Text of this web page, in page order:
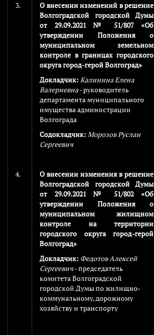
3.
О внесении изменений в решение
Волгоградской городской Думы
от 29.09.2021 № 51/807 «Об
утверждении Положения о
муниципальном земельном
контроле в границах городского
округа город-герой Волгоград»
Докладчик: Калинина Елена
Валериевна- руководитель
департамента муниципального
имущества администрации
Волгограда
Содокладчик: Морозов Руслан
Сергеевич
4.
О внесении изменения в решение
Волгоградской городской Думы
от 29.09.2021 № 51/802 «Об
утверждении Положения о
муниципальном жилищном
контроле на территории
городского округа город-герой
Волгоград»
Докладчик: Федотов Алексей
Сергеевич- председатель
комитета Волгоградской
городской Думы по жилищно-
коммунальному, дорожному
хозяйству и транспорту